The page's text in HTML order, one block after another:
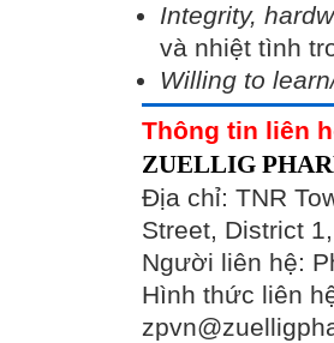
Integrity,
và nhiệt tình
Willing to
Thông tin liên
ZUELLIG
Địa chỉ: TNR
Street, District
Người liên hệ:
Hình thức liên